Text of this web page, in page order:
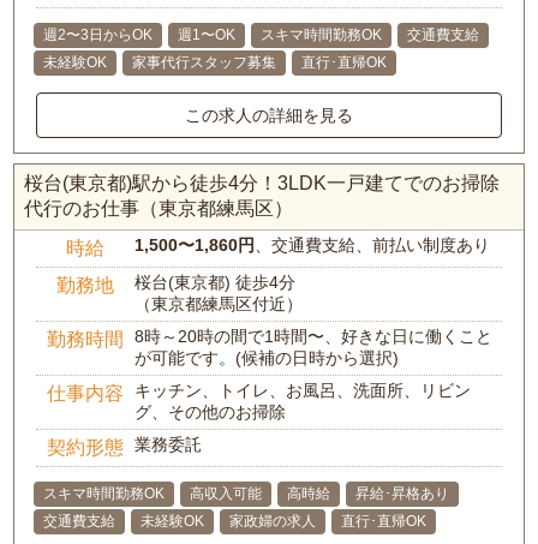
週2〜3日からOK 週1〜OK スキマ時間勤務OK
交通費支給
未経験OK
家事代行スタッフ募集 直行･直帰OK
この求人の詳細を見る
桜台(東京都)駅から徒歩4分！3LDK一戸建てでのお掃除
代行のお仕事（東京都練馬区）
時給 1,500〜1,860円、交通費支給、前払い制度あり
勤務地
桜台(東京都) 徒歩4分
（東京都練馬区付近）
勤務時間
8時～20時の間で1時間〜、好きな日に働くこと
が可能です。(候補の日時から選択)
仕事内容
キッチン、トイレ、お風呂、洗面所、リビン
グ、その他のお掃除
契約形態 業務委託
スキマ時間勤務OK 高収入可能 高時給
昇給･昇格あり
交通費支給
未経験OK 家政婦の求人 直行･直帰OK